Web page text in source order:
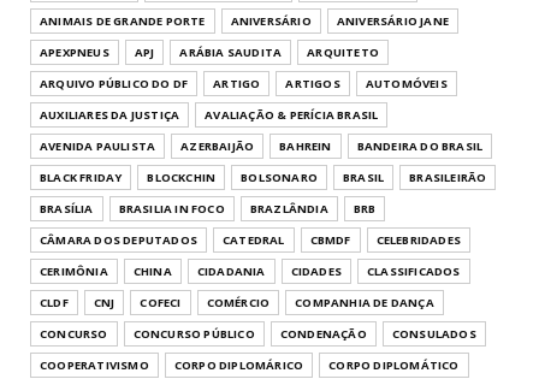
e reforça amizade ...
June 08, 2026
UNCATEGORIZED
Daniel Vilela abre segunda edição do Arraiá
do Bem em Goiâni...
June 06, 2026
UNCATEGORIZED
Celina Leão determina ocupação imediata
do Centro Administra...
June 01, 2026
ANIMAIS DE GRANDE PORTE
ANIVERSÁRIO
ANIVERSÁRIO JANE
APEXPNEUS
APJ ARÁBIA SAUDITA
ARQUITETO
ARQUIVO PÚBLICO DO DF
ARTIGO ARTIGOS
AUTOMÓVEIS
AUXILIARES DA JUSTIÇA
AVALIAÇÃO & PERÍCIA BRASIL
AVENIDA PAULISTA
AZERBAIJÃO BAHREIN
BANDEIRA DO BRASIL
BLACK FRIDAY
BLOCKCHIN BOLSONARO BRASIL
BRASILEIRÃO
BRASÍLIA
BRASILIA IN FOCO BRAZLÂNDIA
BRB
CÂMARA DOS DEPUTADOS
CATEDRAL CBMDF
CELEBRIDADES
CERIMÔNIA
CHINA CIDADANIA CIDADES
CLASSIFICADOS
CLDF
CNJ COFECI COMÉRCIO
COMPANHIA DE DANÇA
CONCURSO
CONCURSO PÚBLICO CONDENAÇÃO
CONSULADOS
COOPERATIVISMO
CORPO DIPLOMÁRICO
CORPO DIPLOMÁTICO